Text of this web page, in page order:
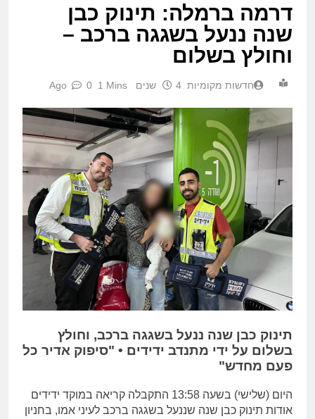
דרמה ברמלה: תינוק כבן
שנה ננעל בשגגה ברכב –
וחולץ בשלום
חדשות מקומיות 4 שנים Ago 0 1 Mins
תינוק כבן שנה ננעל בשגגה ברכב, וחולץ
בשלום על ידי מתנדב ידידים • "סיפוק אדיר כל
פעם מחדש"
היום (שלישי) בשעה 13:58 התקבלה קריאה במוקד ידידים
אודות תינוק כבן שנה שננעל בשגגה ברכב לעיני אמו, בחניון